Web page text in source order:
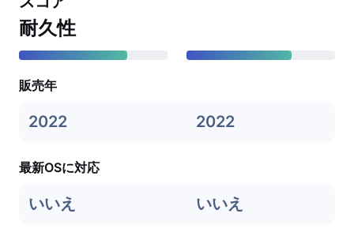
耐久性
販売年
2022 2022
最新OSに対応
いいえ いいえ